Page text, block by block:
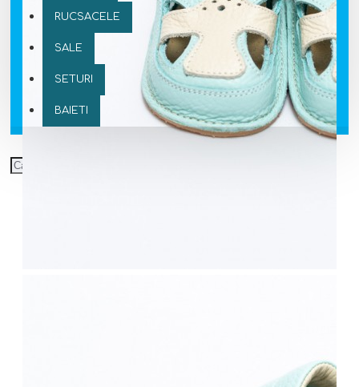
RUCSACELE
SALE
SETURI
BAIETI